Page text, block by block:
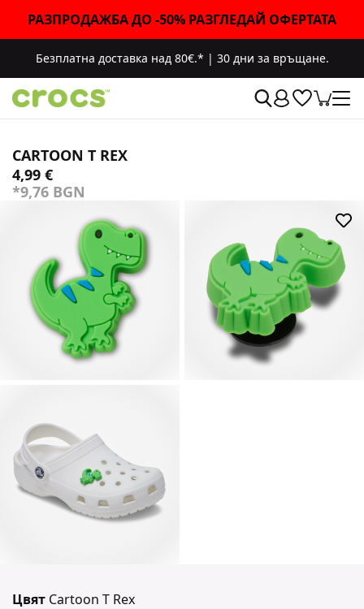
РАЗПРОДАЖБА ДО -50% РАЗГЛЕДАЙ ОФЕРТАТА
Безплатна доставка над 80€.* | 30 дни за връщане.
CARTOON T REX
4,99 €
*9,76 BGN
Цвят Cartoon T Rex